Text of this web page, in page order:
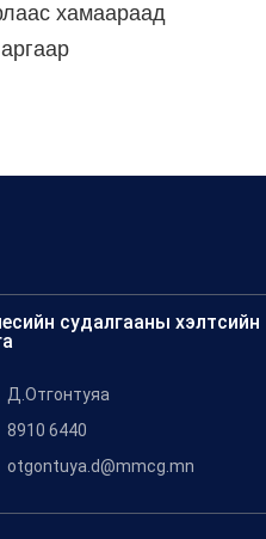
хамаараад
судалгааны хэлтсийн
Д.Отгонтуяа
8910 6440
otgontuya.d@mmcg.mn